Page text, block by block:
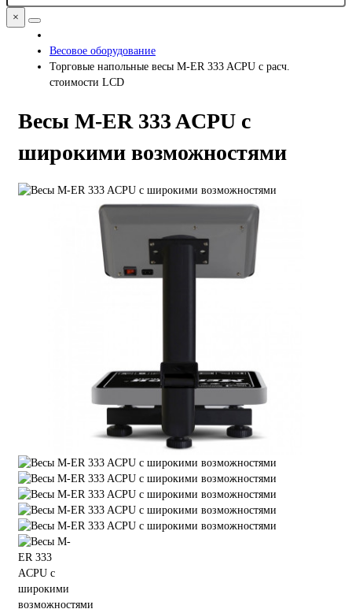
×
Весовое оборудование
Торговые напольные весы M-ER 333 ACPU с расч.
стоимости LCD
Весы M-ER 333 ACPU с
широкими возможностями